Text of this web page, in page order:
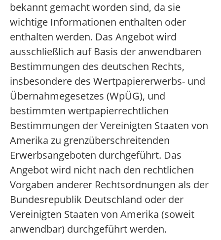
bekannt gemacht worden sind, da sie
wichtige Informationen enthalten oder
enthalten werden. Das Angebot wird
ausschließlich auf Basis der anwendbaren
Bestimmungen des deutschen Rechts,
insbesondere des Wertpapiererwerbs- und
Übernahmegesetzes (WpÜG), und
bestimmten wertpapierrechtlichen
Bestimmungen der Vereinigten Staaten von
Amerika zu grenzüberschreitenden
Erwerbsangeboten durchgeführt. Das
Angebot wird nicht nach den rechtlichen
Vorgaben anderer Rechtsordnungen als der
Bundesrepublik Deutschland oder der
Vereinigten Staaten von Amerika (soweit
anwendbar) durchgeführt werden.